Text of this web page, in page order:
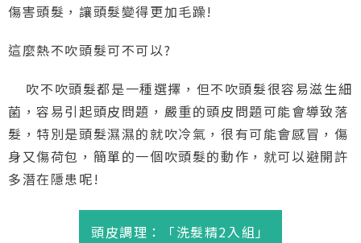
傷害頭髮，讓頭髮變得更加毛躁!
這麼熱不吹頭髮可不可以?
吹不吹頭髮都是一種選擇，但不吹頭髮很容易滋生細
菌，容易引起頭皮問題，嚴重的頭皮問題可能會導致落
髮，特別是頭髮濕濕的就吹冷氣，很有可能會感冒，傷
身又傷荷包，簡單的一個吹頭髮的動作，就可以避開許
多潛在隱患呢!
頭皮調理：「洗髮精2入組」